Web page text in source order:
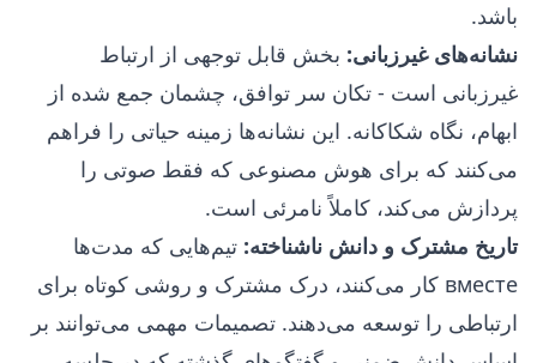
باشد.
نشانه‌های غیرزبانی: بخش قابل توجهی از ارتباط
غیرزبانی است - تکان سر توافق، چشمان جمع شده از
ابهام، نگاه شکاکانه. این نشانه‌ها زمینه حیاتی را فراهم
می‌کنند که برای هوش مصنوعی که فقط صوتی را
پردازش می‌کند، کاملاً نامرئی است.
تاریخ مشترک و دانش ناشناخته: تیم‌هایی که مدت‌ها
вместе کار می‌کنند، درک مشترک و روشی کوتاه برای
ارتباطی را توسعه می‌دهند. تصمیمات مهمی می‌توانند بر